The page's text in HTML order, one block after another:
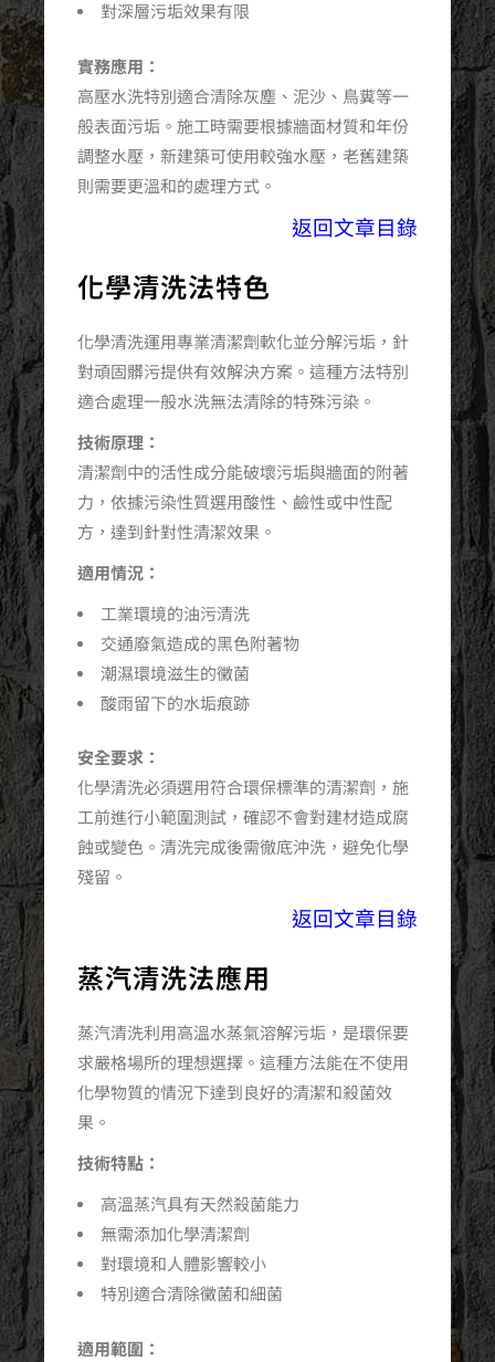
對深層污垢效果有限
實務應用：
高壓水洗特別適合清除灰塵、泥沙、鳥糞等一
般表面污垢。施工時需要根據牆面材質和年份
調整水壓，新建築可使用較強水壓，老舊建築
則需要更溫和的處理方式。
返回文章目錄
化學清洗法特色
化學清洗運用專業清潔劑軟化並分解污垢，針
對頑固髒污提供有效解決方案。這種方法特別
適合處理一般水洗無法清除的特殊污染。
技術原理：
清潔劑中的活性成分能破壞污垢與牆面的附著
力，依據污染性質選用酸性、鹼性或中性配
方，達到針對性清潔效果。
適用情況：
工業環境的油污清洗
交通廢氣造成的黑色附著物
潮濕環境滋生的黴菌
酸雨留下的水垢痕跡
安全要求：
化學清洗必須選用符合環保標準的清潔劑，施
工前進行小範圍測試，確認不會對建材造成腐
蝕或變色。清洗完成後需徹底沖洗，避免化學
殘留。
返回文章目錄
蒸汽清洗法應用
蒸汽清洗利用高溫水蒸氣溶解污垢，是環保要
求嚴格場所的理想選擇。這種方法能在不使用
化學物質的情況下達到良好的清潔和殺菌效
果。
技術特點：
高溫蒸汽具有天然殺菌能力
無需添加化學清潔劑
對環境和人體影響較小
特別適合清除黴菌和細菌
適用範圍：